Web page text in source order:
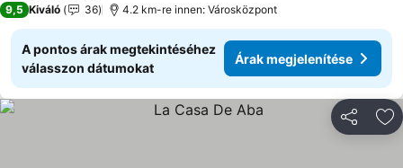
9,5 Kiváló 36 4.2 km-re innen: Városközpont
A pontos árak megtekintéséhez
válasszon dátumokat
Árak megjelenítése